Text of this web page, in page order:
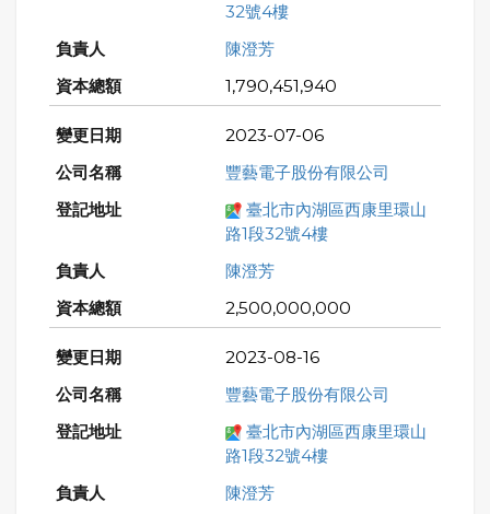
32號4樓
陳澄芳
1,790,451,940
2023-07-06
豐藝電子股份有限公司
臺北市內湖區西康里環山
路1段32號4樓
陳澄芳
2,500,000,000
2023-08-16
豐藝電子股份有限公司
臺北市內湖區西康里環山
路1段32號4樓
陳澄芳